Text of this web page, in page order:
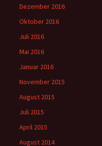
Dezember 2016
Oktober 2016
Juli 2016
Mai 2016
Januar 2016
November 2015
August 2015
Juli 2015
April 2015
August 2014